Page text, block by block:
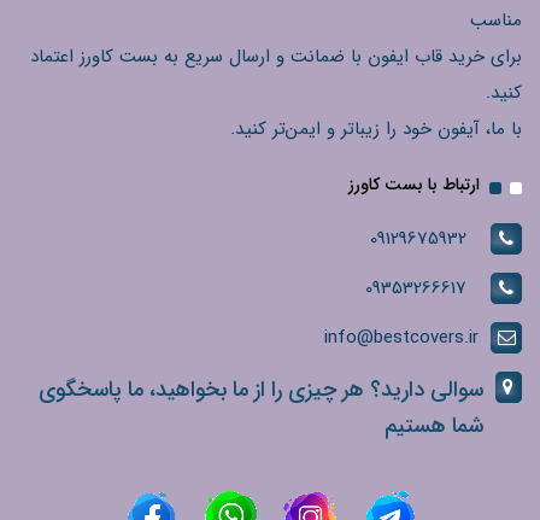
مناسب
برای خرید قاب ایفون با ضمانت و ارسال سریع به بست کاورز اعتماد
کنید.
با ما، آیفون خود را زیباتر و ایمن‌تر کنید.
ارتباط با بست کاورز
09129675932
09353266617
info@bestcovers.ir
سوالی دارید؟ هر چیزی را از ما بخواهید، ما پاسخگوی
شما هستیم